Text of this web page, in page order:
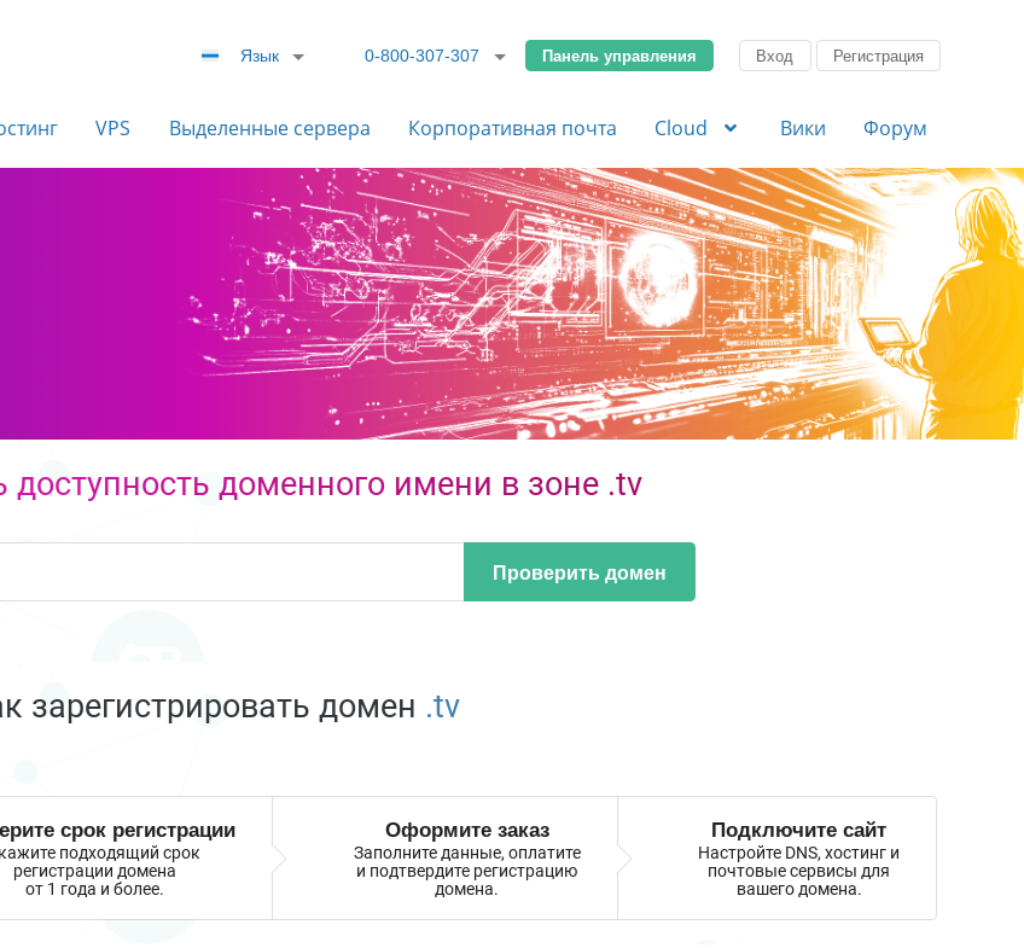
Язык 0-800-307-307 Панель управления Вход Регистрация
VPS Выделенные сервера Корпоративная почта Cloud Вики Форум
доступность доменного имени в зоне .tv
Проверить домен
зарегистрировать домен .tv
срок регистрации
подходящий срок
регистрации домена
от 1 года и более.
Оформите заказ
Заполните данные, оплатите
и подтвердите регистрацию
домена.
Подключите сайт
Настройте DNS, хостинг и
почтовые сервисы для
вашего домена.